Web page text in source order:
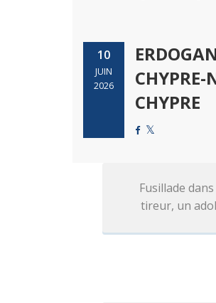
10
JUIN
2026
CHYPRE-
CHYPRE
Fusillade
tireur, un